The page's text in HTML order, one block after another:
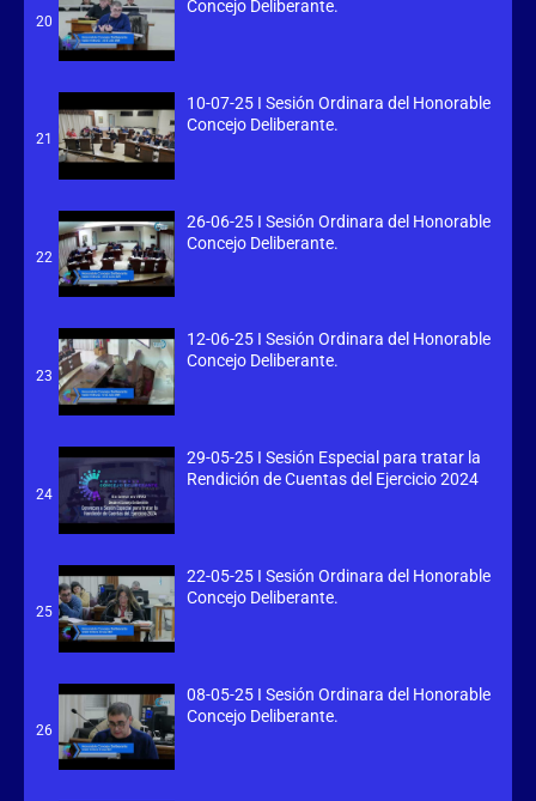
20
Concejo Deliberante.
21
10-07-25 I Sesión Ordinara del Honorable
Concejo Deliberante.
22
26-06-25 I Sesión Ordinara del Honorable
Concejo Deliberante.
23
12-06-25 I Sesión Ordinara del Honorable
Concejo Deliberante.
24
29-05-25 I Sesión Especial para tratar la
Rendición de Cuentas del Ejercicio 2024
25
22-05-25 I Sesión Ordinara del Honorable
Concejo Deliberante.
26
08-05-25 I Sesión Ordinara del Honorable
Concejo Deliberante.